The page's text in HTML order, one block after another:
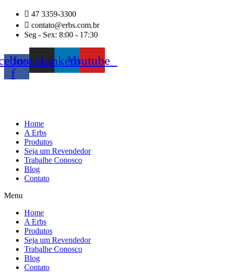
conteúdo
47 3359-3300
contato@erbs.com.br
Seg - Sex: 8:00 - 17:30
f
InstagramLinkedinYoutube
Home
A Erbs
Produtos
Seja um Revendedor
Trabalhe Conosco
Blog
Contato
Menu
Home
A Erbs
Produtos
Seja um Revendedor
Trabalhe Conosco
Blog
Contato